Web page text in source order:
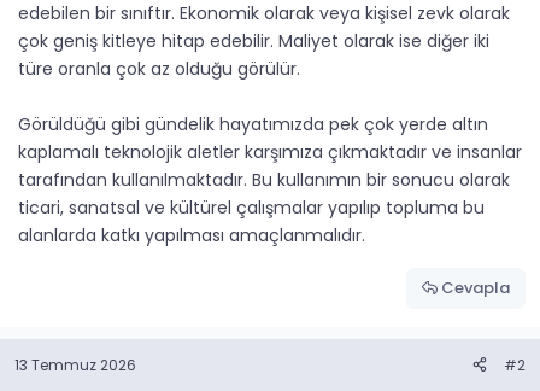
edebilen bir sınıftır. Ekonomik olarak veya kişisel zevk olarak
çok geniş kitleye hitap edebilir. Maliyet olarak ise diğer iki
türe oranla çok az olduğu görülür.
Görüldüğü gibi gündelik hayatımızda pek çok yerde altın
kaplamalı teknolojik aletler karşımıza çıkmaktadır ve insanlar
tarafından kullanılmaktadır. Bu kullanımın bir sonucu olarak
ticari, sanatsal ve kültürel çalışmalar yapılıp topluma bu
alanlarda katkı yapılması amaçlanmalıdır.
Cevapla
13 Temmuz 2026 #2